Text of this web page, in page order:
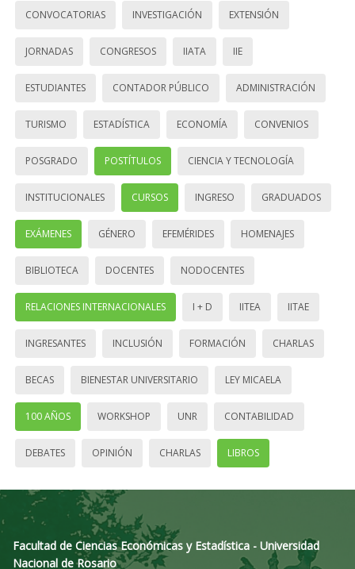
CONVOCATORIAS INVESTIGACIÓN EXTENSIÓN
JORNADAS CONGRESOS IIATA IIE
ESTUDIANTES CONTADOR PÚBLICO ADMINISTRACIÓN
TURISMO ESTADÍSTICA ECONOMÍA CONVENIOS
POSGRADO POSTÍTULOS CIENCIA Y TECNOLOGÍA
INSTITUCIONALES CURSOS INGRESO GRADUADOS
EXÁMENES GÉNERO EFEMÉRIDES HOMENAJES
BIBLIOTECA DOCENTES NODOCENTES
RELACIONES INTERNACIONALES I + D IITEA IITAE
INGRESANTES INCLUSIÓN FORMACIÓN CHARLAS
BECAS BIENESTAR UNIVERSITARIO LEY MICAELA
100 AÑOS WORKSHOP UNR CONTABILIDAD
DEBATES OPINIÓN CHARLAS LIBROS
Facultad de Ciencias Económicas y Estadística - Universidad
Nacional de Rosario